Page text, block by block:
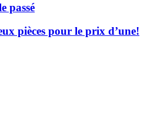
passé
pièces pour le prix d’une!